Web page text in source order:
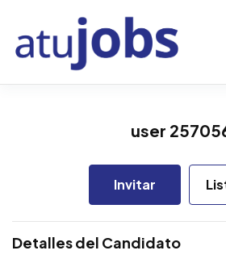
user
Invitar
Detalles del Candidato